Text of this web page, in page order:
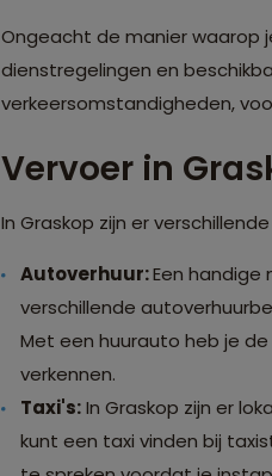
Ongeacht de manier waarop
dienstregelingen en
verkeersomstandigheden,
Vervoer in
In Graskop zijn er
Autoverhuur:Een handige
verschillende
Met een huurauto heb je
verkennen.
Taxi's:In Graskop zijn er
kunt een taxi vinden bij